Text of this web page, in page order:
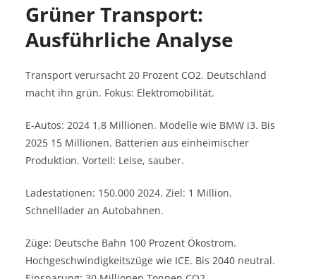
Grüner Transport:
Ausführliche Analyse
Transport verursacht 20 Prozent CO2. Deutschland
macht ihn grün. Fokus: Elektromobilität.
E-Autos: 2024 1,8 Millionen. Modelle wie BMW i3. Bis
2025 15 Millionen. Batterien aus einheimischer
Produktion. Vorteil: Leise, sauber.
Ladestationen: 150.000 2024. Ziel: 1 Million.
Schnelllader an Autobahnen.
Züge: Deutsche Bahn 100 Prozent Ökostrom.
Hochgeschwindigkeitszüge wie ICE. Bis 2040 neutral.